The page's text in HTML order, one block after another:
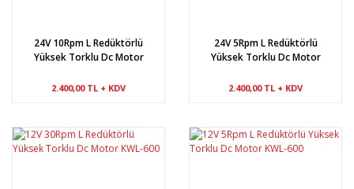
24V 10Rpm L Redüktörlü
Yüksek Torklu Dc Motor
2.400,00 TL + KDV
24V 5Rpm L Redüktörlü
Yüksek Torklu Dc Motor
2.400,00 TL + KDV